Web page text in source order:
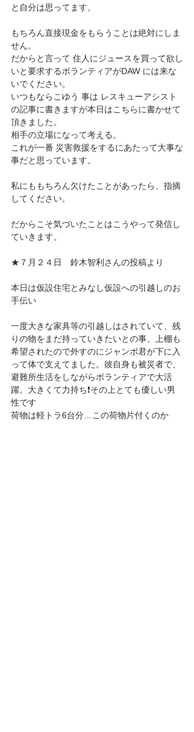
と自分は思ってます。
もちろん直接現金をもらうことは絶対にしま
せん。
だからと言って 住人にジュースを買って欲し
いと要求するボランティアがDAW には来な
いでください。
いつもならこゆう 事は レスキューアシスト
の記事に書きますが本日はこちらに書かせて
頂きました。
相手の立場になって考える。
これが一番 災害救援をするにあたって大事な
事だと思っています。
私にももちろん欠けたことがあったら、指摘
してください。
だからこそ気づいたことはこうやって発信し
ていきます。
★７月２４日　鈴木智利さんの投稿より
本日は仮設住宅とみなし仮設への引越しのお
手伝い
一度大きな家具等の引越しはされていて、残
りの物をまだ持っていきたいとの事。上棚も
希望されたので外すのにジャンボ君が下に入
って体で支えてました。彼自身も被災者で、
避難所生活をしながらボランティアで大活
躍。大きくて力持ち❗その上とても優しい男
性です
荷物は軽トラ6台分…この荷物片付くのか